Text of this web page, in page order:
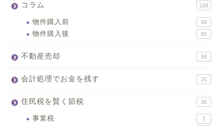
コラム 158
物件購入前 89
物件購入後 55
不動産売却 58
会計処理でお金を残す 25
住民税を賢く節税 38
事業税 3